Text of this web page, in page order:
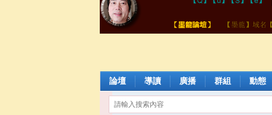
論壇 導讀 廣播 群組 動態